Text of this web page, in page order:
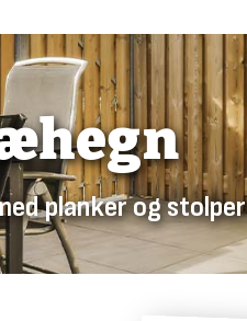
planker og stolper